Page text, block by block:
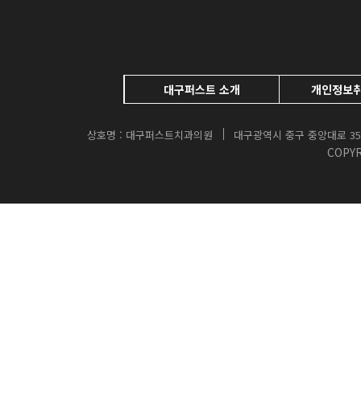
대구퍼스트 소개 개인정보
상호명 : 대구퍼스트치과의원 대구광역시 중구 중앙대로